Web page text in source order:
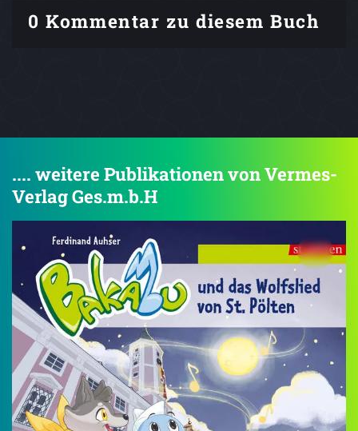
0 Kommentar zu diesem Buch
.... weitere Publikationen von Vermes-
Verlag Ges.m.b.H